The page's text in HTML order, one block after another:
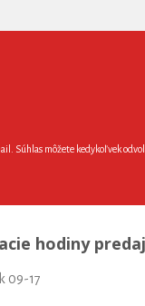
Súhlas môžete kedykoľvek
hodiny
09-17